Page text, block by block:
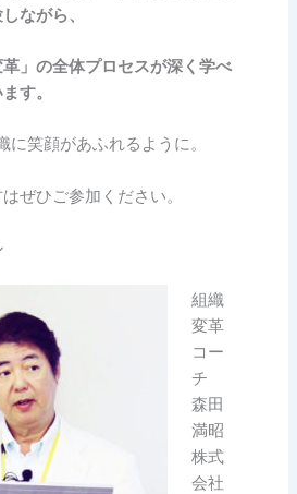
ながら、
革」の全体プロセスが深く学べ
す。
に笑顔があふれるように。
ぜひご参加ください。
組織
変革
コー
チ
森田
満昭
株式
会社